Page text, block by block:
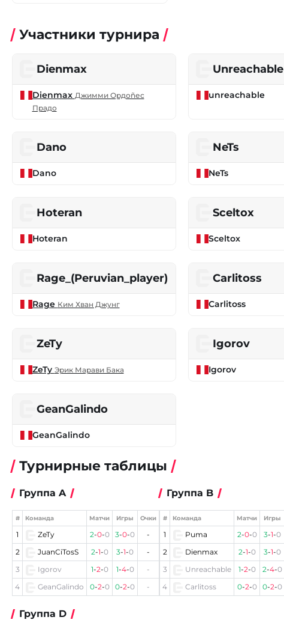
Участники турнира
Dienmax
Dienmax Джимми Ордоñес
Прадо
Unreachable
unreachable
Dano
Dano
NeTs
NeTs
Hoteran
Hoteran
Sceltox
Sceltox
Rage_(Peruvian_player)
Rage Ким Хван Джунг
Carlitoss
Carlitoss
ZeTy
ZeTy Эрик Марави Бака
Igorov
Igorov
GeanGalindo
GeanGalindo
Турнирные таблицы
Группа A
# Команда Матчи Игры Очки
1 ZeTy 2-0-0 3-0-0
-
2
JuanCiTosS 2-1-0 3-1-0
-
3
Igorov 1-2-0 1-4-0
-
4
GeanGalindo 0-2-0 0-2-0 -
Группа B
# Команда Матчи Игры
1 Puma 2-0-0 3-1-0
2
Dienmax 2-1-0 3-1-0
3
Unreachable 1-2-0 2-4-0
4
Carlitoss 0-2-0 0-2-0
Группа D